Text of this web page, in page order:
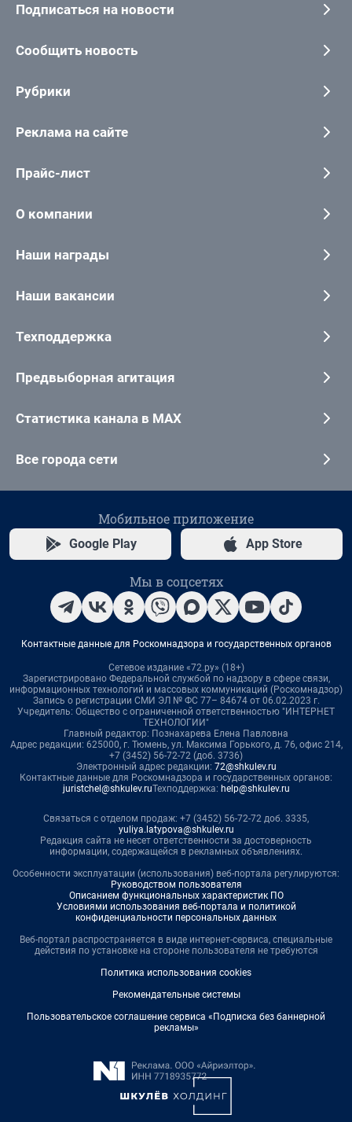
Подписаться на новости
Сообщить новость
Рубрики
Реклама на сайте
Прайс-лист
О компании
Наши награды
Наши вакансии
Техподдержка
Предвыборная агитация
Статистика канала в MAX
Все города сети
Мобильное приложение
Google Play App Store
Мы в соцсетях
Контактные данные для Роскомнадзора и государственных органов
Сетевое издание «72.ру» (18+)
Зарегистрировано Федеральной службой по надзору в сфере связи,
информационных технологий и массовых коммуникаций (Роскомнадзор)
Запись о регистрации СМИ ЭЛ № ФС 77– 84674 от 06.02.2023 г.
Учредитель: Общество с ограниченной ответственностью "ИНТЕРНЕТ
ТЕХНОЛОГИИ"
Главный редактор: Познахарева Елена Павловна
Адрес редакции: 625000, г. Тюмень, ул. Максима Горького, д. 76, офис 214,
+7 (3452) 56-72-72 (доб. 3736)
Электронный адрес редакции: 72@shkulev.ru
Контактные данные для Роскомнадзора и государственных органов:
juristchel@shkulev.ruТехподдержка: help@shkulev.ru
Связаться с отделом продаж: +7 (3452) 56-72-72 доб. 3335,
yuliya.latypova@shkulev.ru
Редакция сайта не несет ответственности за достоверность
информации, содержащейся в рекламных объявлениях.
Особенности эксплуатации (использования) веб-портала регулируются:
Руководством пользователя
Описанием функциональных характеристик ПО
Условиями использования веб-портала и политикой
конфиденциальности персональных данных
Веб-портал распространяется в виде интернет-сервиса, специальные
действия по установке на стороне пользователя не требуются
Политика использования cookies
Рекомендательные системы
Пользовательское соглашение сервиса «Подписка без баннерной
рекламы»